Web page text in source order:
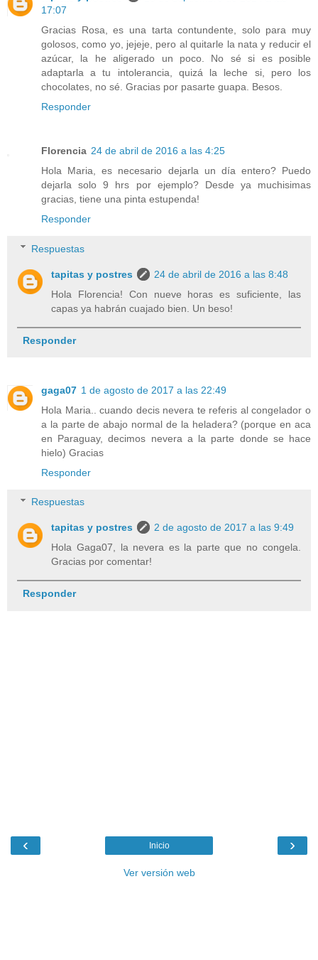
17:07
Gracias Rosa, es una tarta contundente, solo para muy
golosos, como yo, jejeje, pero al quitarle la nata y reducir el
azúcar, la he aligerado un poco. No sé si es posible
adaptarla a tu intolerancia, quizá la leche si, pero los
chocolates, no sé. Gracias por pasarte guapa. Besos.
Responder
Florencia 24 de abril de 2016 a las 4:25
Hola Maria, es necesario dejarla un día entero? Puedo
dejarla solo 9 hrs por ejemplo? Desde ya muchisimas
gracias, tiene una pinta estupenda!
Responder
Respuestas
tapitas y postres
24 de abril de 2016 a las 8:48
Hola Florencia! Con nueve horas es suficiente, las
capas ya habrán cuajado bien. Un beso!
Responder
gaga07 1 de agosto de 2017 a las 22:49
Hola Maria.. cuando decis nevera te referis al congelador o
a la parte de abajo normal de la heladera? (porque en aca
en Paraguay, decimos nevera a la parte donde se hace
hielo) Gracias
Responder
Respuestas
tapitas y postres
2 de agosto de 2017 a las 9:49
Hola Gaga07, la nevera es la parte que no congela.
Gracias por comentar!
Responder
‹ ›
Inicio
Ver versión web